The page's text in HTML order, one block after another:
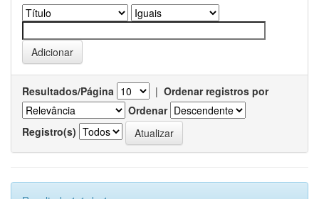
Resultados/Página | Ordenar registros por
Ordenar
Registro(s)